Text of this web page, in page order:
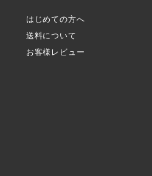
はじめての方へ
送料について
お客様レビュー